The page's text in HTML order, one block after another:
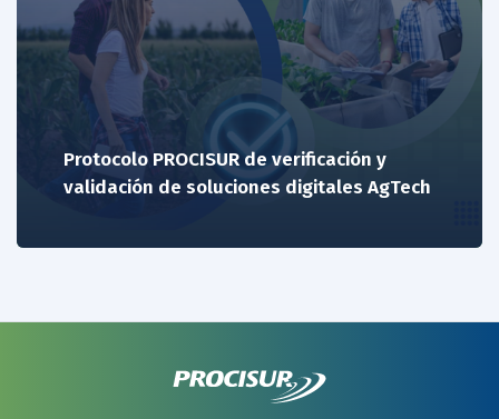
Protocolo PROCISUR de verificación y
validación de soluciones digitales AgTech